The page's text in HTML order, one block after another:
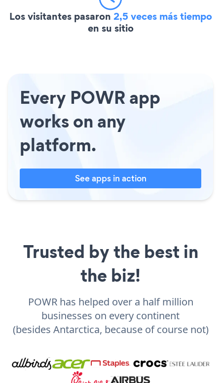
Los visitantes pasaron 2,5 veces más tiempo
en su sitio
Every POWR app
works on any
platform.
See apps in action
Trusted by the best in
the biz!
POWR has helped over a half million
businesses on every continent
(besides Antarctica, because of course not)